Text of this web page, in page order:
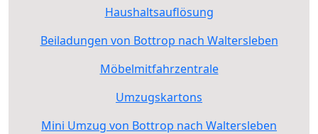
Haushaltsauflösung
Beiladungen von Bottrop nach Waltersleben
Möbelmitfahrzentrale
Umzugskartons
Mini Umzug von Bottrop nach Waltersleben